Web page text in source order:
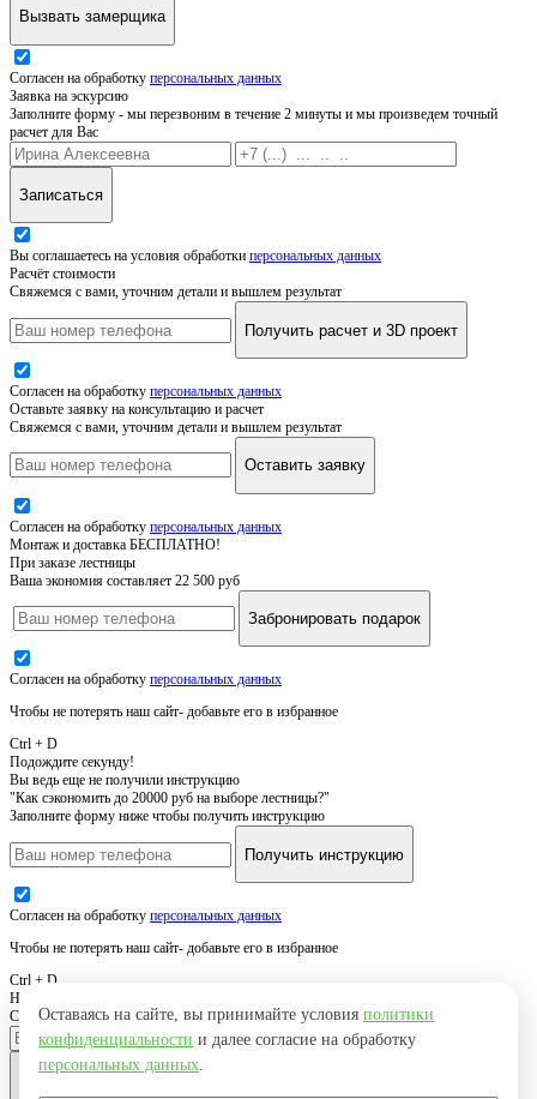
Вызвать замерщика
Согласен на обработку персональных данных
Заявка на эскурсию
Заполните форму - мы перезвоним в течение 2 минуты и мы произведем точный
расчет для Вас
Записаться
Вы соглашаетесь на условия обработки персональных данных
Расчёт стоимости
Свяжемся с вами, уточним детали и вышлем результат
Получить расчет и 3D проект
Согласен на обработку персональных данных
Оставьте заявку на консультацию и расчет
Свяжемся с вами, уточним детали и вышлем результат
Оставить заявку
Согласен на обработку персональных данных
Монтаж и доставка БЕСПЛАТНО!
При заказе лестницы
Ваша экономия составляет 22 500 руб
Забронировать подарок
Согласен на обработку персональных данных
Чтобы не потерять наш сайт- добавьте его в избранное
Ctrl + D
Подождите секунду!
Вы ведь еще не получили инструкцию
"Как сэкономить до 20000 руб на выборе лестницы?"
Заполните форму ниже чтобы получить инструкцию
Получить инструкцию
Согласен на обработку персональных данных
Чтобы не потерять наш сайт- добавьте его в избранное
Ctrl + D
Нужна похожая лестница
Свяжемся с вами, уточним детали и вышлем результат
Оставить заявку
Оставаясь на сайте, вы принимайте условия политики
конфиденциальности и далее согласие на обработку
персональных данных.